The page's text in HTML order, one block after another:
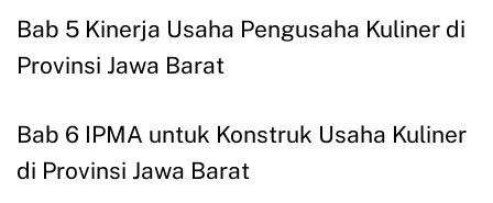
Bab 5 Kinerja Usaha Pengusaha Kuliner di
Provinsi Jawa Barat
Bab 6 IPMA untuk Konstruk Usaha Kuliner
di Provinsi Jawa Barat